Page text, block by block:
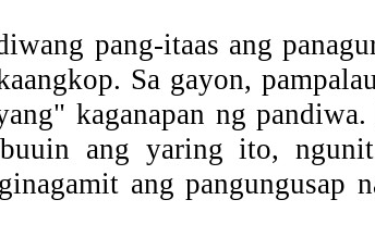
pang-itaas ang
Sa gayon,
kaganapan ng pandiwa.
ang yaring ito,
ang pangungusap